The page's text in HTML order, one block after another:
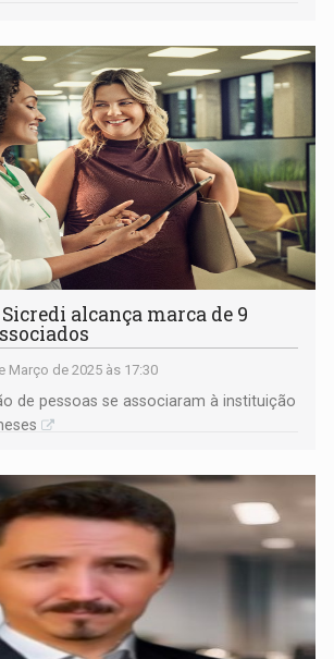
Sicredi alcança marca de 9
Março de 2025 às 17:30
de pessoas se associaram à instituição